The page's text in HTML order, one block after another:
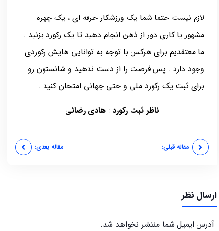
لازم نیست حتما شما یک ورزشکار حرفه ای ، یک چهره
مشهور یا کاری دور از ذهن انجام دهید تا یک رکورد بزنید .
ما معتقدیم برای هرکس با توجه به توانایی هایش رکوردی
وجود دارد . پس فرصت را از دست ندهید و شانستون رو
برای ثبت یک رکورد ملی و حتی جهانی امتحان کنید .
ناظر ثبت رکورد : هادی رضائی
مقاله قبلی: مقاله بعدی:
ارسال نظر
آدرس ایمیل شما منتشر نخواهد شد.